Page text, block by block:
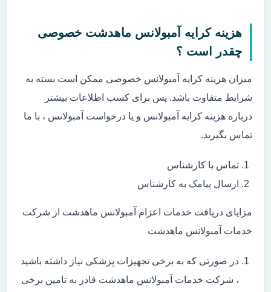
هزینه کرایه آمبولانس ماهدشت خصوصی
چقدر است ؟
میزان هزینه کرایه آمبولانس خصوصی ممکن است بسته به
شرایط متفاوت باشد. پس برای کسب اطلاعات بیشتر
درباره هزینه کرایه آمبولانس و یا درخواست آمبولانس ، با ما
تماس بگیرید.
تماس با کارشناس
ارسال پیامک به کارشناس
مزایای دریافت خدمات اعزام آمبولانس ماهدشت از شرکت
خدمات آمبولانس ماهدشت
در صورتی که به برخی تجهیزات پزشکی نیاز داشته باشید
، شرکت خدمات آمبولانس ماهدشت قادر به تامین برخی